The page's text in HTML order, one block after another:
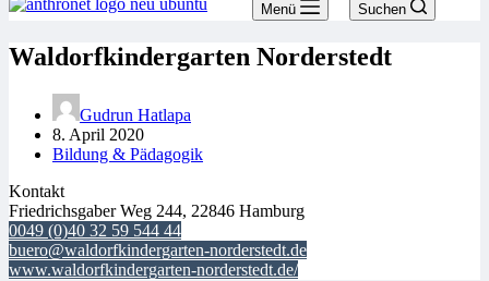
Menü
Suchen
Waldorfkindergarten Norderstedt
Gudrun Hatlapa
8. April 2020
Bildung & Pädagogik
Kontakt
Friedrichsgaber Weg 244, 22846 Hamburg
0049 (0)40 32 59 544 44
buero@waldorfkindergarten-norderstedt.de
www.waldorfkindergarten-norderstedt.de/